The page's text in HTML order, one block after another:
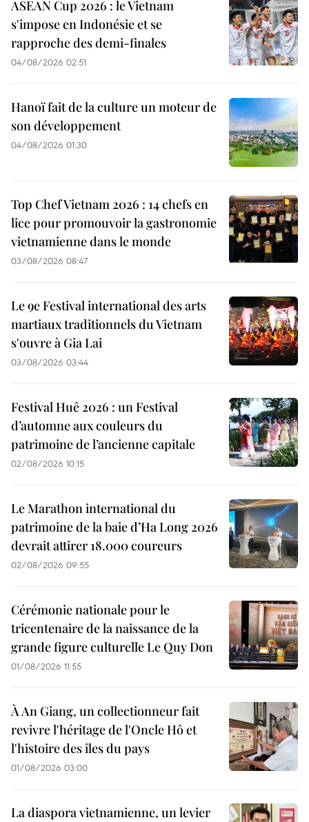
ASEAN Cup 2026 : le Vietnam
s'impose en Indonésie et se
rapproche des demi-finales
04/08/2026 02:51
Hanoï fait de la culture un moteur de
son développement
04/08/2026 01:30
Top Chef Vietnam 2026 : 14 chefs en
lice pour promouvoir la gastronomie
vietnamienne dans le monde
03/08/2026 08:47
Le 9e Festival international des arts
martiaux traditionnels du Vietnam
s'ouvre à Gia Lai
03/08/2026 03:44
Festival Huê 2026 : un Festival
d’automne aux couleurs du
patrimoine de l’ancienne capitale
02/08/2026 10:15
Le Marathon international du
patrimoine de la baie d’Ha Long 2026
devrait attirer 18.000 coureurs
02/08/2026 09:55
Cérémonie nationale pour le
tricentenaire de la naissance de la
grande figure culturelle Le Quy Don
01/08/2026 11:55
À An Giang, un collectionneur fait
revivre l'héritage de l'Oncle Hô et
l'histoire des îles du pays
01/08/2026 03:00
La diaspora vietnamienne, un levier